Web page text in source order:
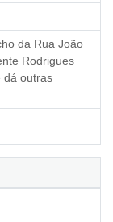
da Rua João
Rodrigues
dá outras